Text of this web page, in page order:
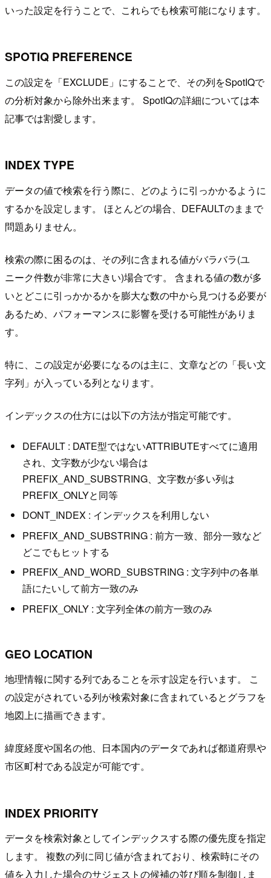
いった設定を行うことで、これらでも検索可能になります。
SPOTIQ PREFERENCE
この設定を「EXCLUDE」にすることで、その列をSpotIQで
の分析対象から除外出来ます。 SpotIQの詳細については本
記事では割愛します。
INDEX TYPE
データの値で検索を行う際に、どのように引っかかるように
するかを設定します。 ほとんどの場合、DEFAULTのままで
問題ありません。
検索の際に困るのは、その列に含まれる値がバラバラ(ユ
ニーク件数が非常に大きい)場合です。 含まれる値の数が多
いとどこに引っかかるかを膨大な数の中から見つける必要が
あるため、パフォーマンスに影響を受ける可能性がありま
す。
特に、この設定が必要になるのは主に、文章などの「長い文
字列」が入っている列となります。
インデックスの仕方には以下の方法が指定可能です。
DEFAULT : DATE型ではないATTRIBUTEすべてに適用
され、文字数が少ない場合は
PREFIX_AND_SUBSTRING、文字数が多い列は
PREFIX_ONLYと同等
DONT_INDEX : インデックスを利用しない
PREFIX_AND_SUBSTRING : 前方一致、部分一致など
どこでもヒットする
PREFIX_AND_WORD_SUBSTRING : 文字列中の各単
語にたいして前方一致のみ
PREFIX_ONLY : 文字列全体の前方一致のみ
GEO LOCATION
地理情報に関する列であることを示す設定を行います。 こ
の設定がされている列が検索対象に含まれているとグラフを
地図上に描画できます。
緯度経度や国名の他、日本国内のデータであれば都道府県や
市区町村である設定が可能です。
INDEX PRIORITY
データを検索対象としてインデックスする際の優先度を指定
します。 複数の列に同じ値が含まれており、検索時にその
値を入力した場合のサジェストの候補の並び順を制御しま